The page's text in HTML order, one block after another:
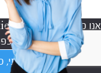
המשך השימוש באתר,
וההגבלות.
הבנתי,